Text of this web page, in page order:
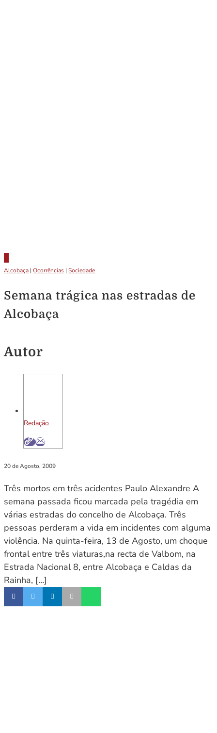
Alcobaça | Ocorrências | Sociedade
Semana trágica nas estradas de
Alcobaça
Autor
Redação
20 de Agosto, 2009
Três mortos em três acidentes Paulo Alexandre A
semana passada ficou marcada pela tragédia em
várias estradas do concelho de Alcobaça. Três
pessoas perderam a vida em incidentes com alguma
violência. Na quinta-feira, 13 de Agosto, um choque
frontal entre três viaturas,na recta de Valbom, na
Estrada Nacional 8, entre Alcobaça e Caldas da
Rainha, […]